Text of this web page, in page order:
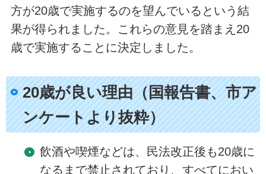
方が20歳で実施するのを望んでいるという結
果が得られました。これらの意見を踏まえ20
歳で実施することに決定しました。
20歳が良い理由（国報告書、市ア
ンケートより抜粋）
飲酒や喫煙などは、民法改正後も20歳に
なるまで禁止されており、すべてにおい